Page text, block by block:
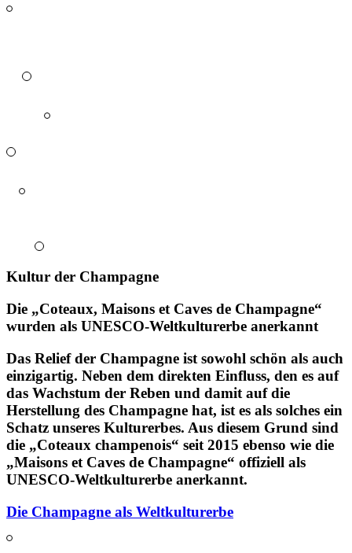
Kultur der Champagne
Die „Coteaux, Maisons et Caves de Champagne“
wurden als UNESCO-Weltkulturerbe anerkannt
Das Relief der Champagne ist sowohl schön als auch
einzigartig. Neben dem direkten Einfluss, den es auf
das Wachstum der Reben und damit auf die
Herstellung des Champagne hat, ist es als solches ein
Schatz unseres Kulturerbes. Aus diesem Grund sind
die „Coteaux champenois“ seit 2015 ebenso wie die
„Maisons et Caves de Champagne“ offiziell als
UNESCO-Weltkulturerbe anerkannt.
Die Champagne als Weltkulturerbe